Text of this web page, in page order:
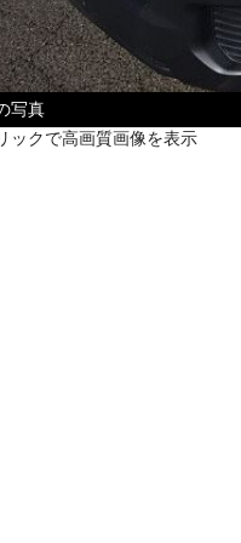
写真
ックで高画質画像を表示